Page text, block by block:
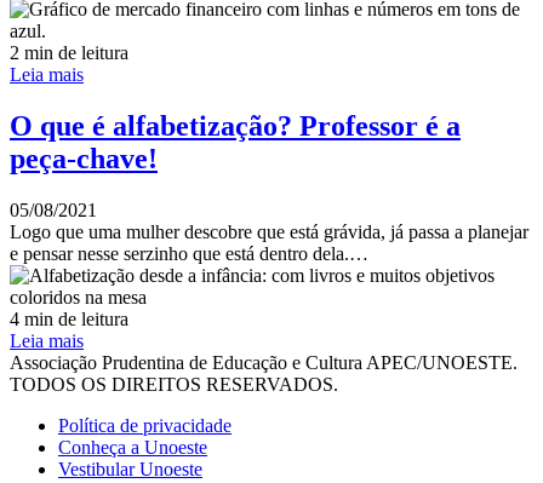
2 min de leitura
Leia mais
O que é alfabetização? Professor é a
peça-chave!
05/08/2021
Logo que uma mulher descobre que está grávida, já passa a planejar
e pensar nesse serzinho que está dentro dela.…
4 min de leitura
Leia mais
Associação Prudentina de Educação e Cultura APEC/UNOESTE.
TODOS OS DIREITOS RESERVADOS.
Política de privacidade
Conheça a Unoeste
Vestibular Unoeste